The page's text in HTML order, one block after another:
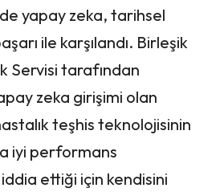
yapay zeka, tarihsel
ile karşılandı. Birleşik
Servisi tarafından
zeka girişimi olan
teşhis teknolojisinin
iyi performans
ettiği için kendisini